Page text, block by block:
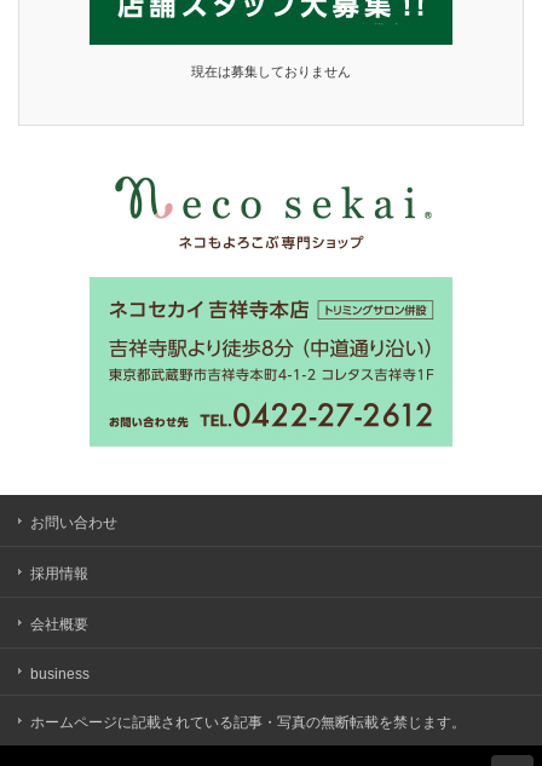
現在は募集しておりません
お問い合わせ
採用情報
会社概要
business
ホームページに記載されている記事・写真の無断転載を禁じます。